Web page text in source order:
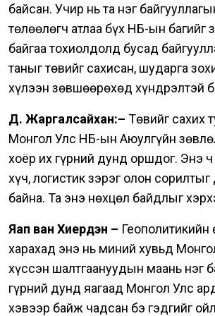
байсан. Учир нь та нэг
төлөөлөгч атлаа бүх НҮБ-ын багийг
байгаа тохиолдолд бусад
таныг төвийг сахисан, шударга
хүлээн зөвшөөрөхөд хүндрэлтэй
Д. Жаргалсайхан:– Төвийг сахих
Монгол Улс НҮБ-ын Аюулгүйн
хоёр их гүрний дунд оршдог. Энэ ч
хүч, логистик зэрэг олон
байна. Та энэ нөхцөл байдлыг
Яап ван Хиердэн – Геополитикийн
харахад энэ нь миний хувьд
хүссэн шалтгаануудын маань нэг
гүрний дунд яагаад Монгол Улс
хэвээр байж чадсан бэ гэдгийг